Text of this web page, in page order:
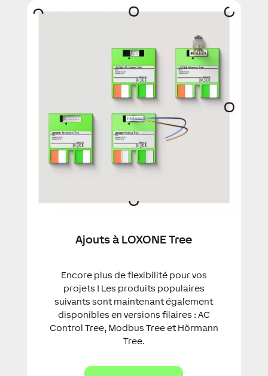
Ajouts à LOXONE Tree
Encore plus de flexibilité pour vos
projets ! Les produits populaires
suivants sont maintenant également
disponibles en versions filaires : AC
Control Tree, Modbus Tree et Hörmann
Tree.